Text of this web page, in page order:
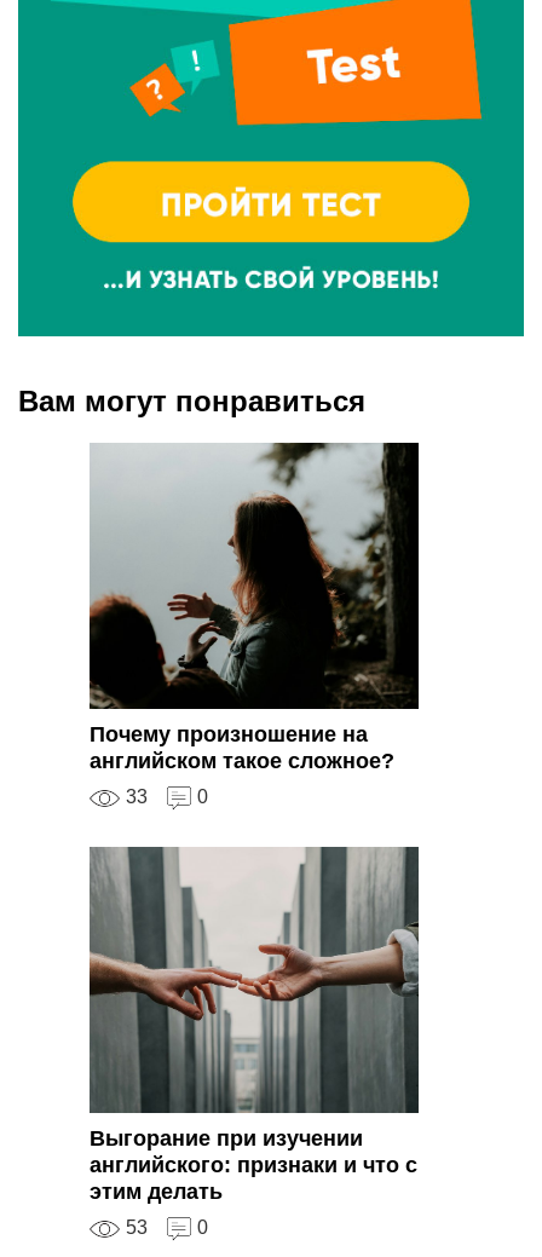
Вам могут понравиться
Почему произношение на
английском такое сложное?
33 0
Выгорание при изучении
английского: признаки и что с
этим делать
53 0